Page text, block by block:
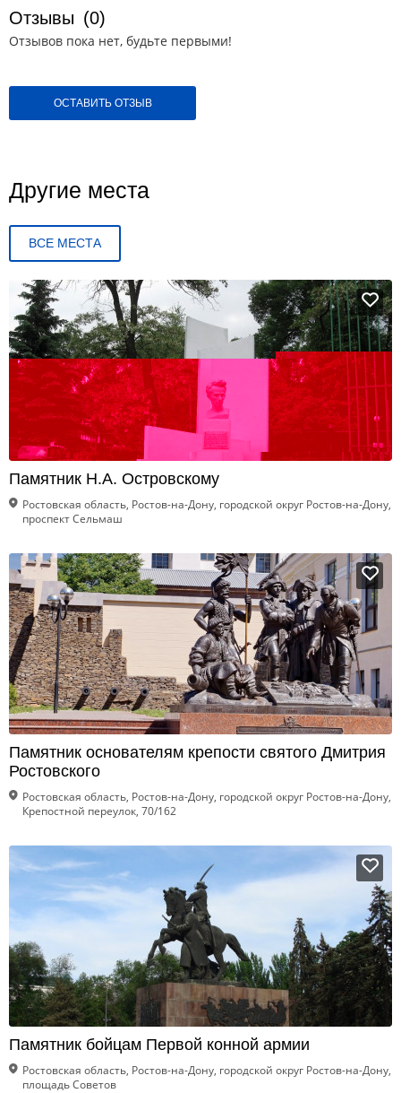
Отзывы (0)
Отзывов пока нет, будьте первыми!
ОСТАВИТЬ ОТЗЫВ
Другие места
ВСЕ МЕСТА
Памятник Н.А. Островскому
Ростовская область, Ростов-на-Дону, городской округ Ростов-на-Дону,
проспект Сельмаш
Памятник основателям крепости святого Дмитрия
Ростовского
Ростовская область, Ростов-на-Дону, городской округ Ростов-на-Дону,
Крепостной переулок, 70/162
Памятник бойцам Первой конной армии
Ростовская область, Ростов-на-Дону, городской округ Ростов-на-Дону,
площадь Советов